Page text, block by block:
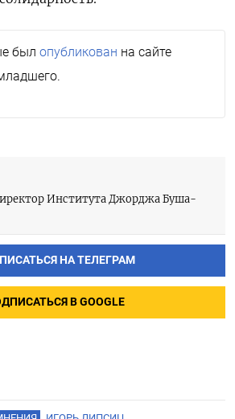
был опубликован на сайте
Института Джорджа Буша-
НА ТЕЛЕГРАМ
В GOOGLE